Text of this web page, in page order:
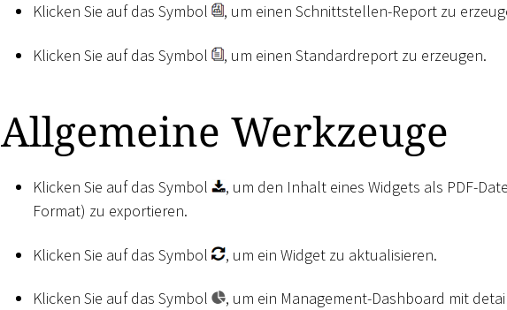
Klicken Sie auf das Symbol , um einen Schnittstellen-Report zu
Klicken Sie auf das Symbol , um einen Standardreport zu erzeugen.
Allgemeine Werkzeuge
Klicken Sie auf das Symbol
, um den Inhalt eines Widgets als PDF-
Format) zu exportieren.
Klicken Sie auf das Symbol , um ein Widget zu aktualisieren.
Klicken Sie auf das Symbol
, um ein Management-Dashboard mit